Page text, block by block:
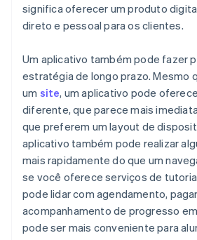
significa oferecer um produto
direto e pessoal para os clientes.
Um aplicativo também pode fazer
estratégia de longo prazo. Mesmo
um site, um aplicativo pode
diferente, que parece mais
que preferem um layout de
aplicativo também pode realizar
mais rapidamente do que um
se você oferece serviços de
pode lidar com agendamento,
acompanhamento de progresso
pode ser mais conveniente para